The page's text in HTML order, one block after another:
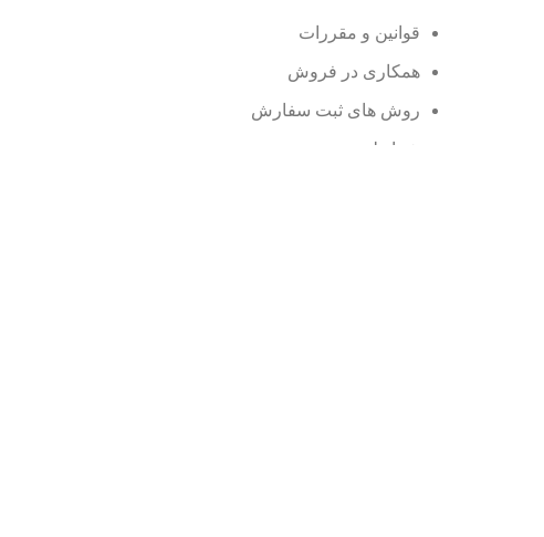
قوانین و مقررات
همکاری در فروش
روش های ثبت سفارش
شرایط مرجوعی